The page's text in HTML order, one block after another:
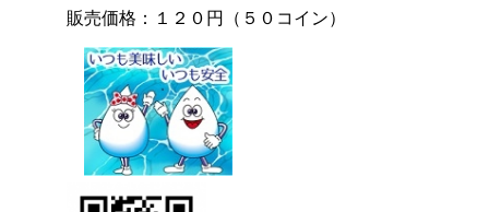
販売価格：１２０円（５０コイン）